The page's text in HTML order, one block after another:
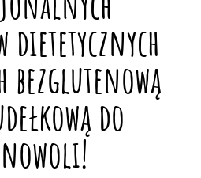
dietetycznych
bezglutenową
do